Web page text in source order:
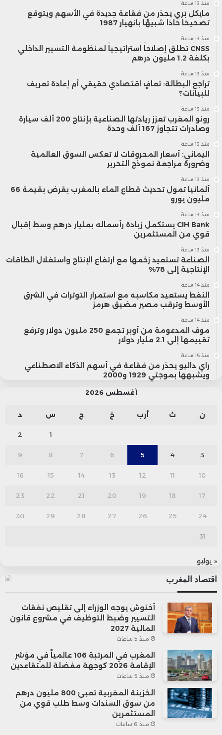
منذ 13 ساعة
مايكل بَري يحذر من فقاعة جديدة في الأسهم ويتوقع
تصحيحًا حادًا شبيهًا بانهيار 1987
منذ 13 ساعة
CNSS تطلق إصلاحاً استراتيجياً لمنظومة التسيير الداخلي
بكلفة 1.2 مليون درهم
منذ 13 ساعة
تراجع البطالة: تعافٍ اقتصادي حقيقي أم إعادة تعريف
للبيانات؟
منذ 13 ساعة
رونو المغرب تعزز ريادتها الصناعية بإنتاج 200 ألف سيارة
وصادرات تتجاوز 167 ألف وحدة
منذ 13 ساعة
اليماني: أسعار المحروقات لا تعكس السوق العالمية
وضرورة مراجعة نموذج التحرير
منذ 13 ساعة
ألمانيا تمول تحديث قطاع الماء بالمغرب بقرض بقيمة 66
مليون يورو
منذ 13 ساعة
CIH Bank يستكمل زيادة رأسماله بمليار درهم وسط إقبال
قوي من المستثمرين
منذ 13 ساعة
الصناعة تستعيد زخمها مع ارتفاع الإنتاج واستغلال الطاقات
الإنتاجية إلى 78%
منذ 14 ساعة
النفط يستعيد مكاسبه مع استمرار التوترات في الشرق
الأوسط وترقب مصير مضيق هرمز
منذ 14 ساعة
موف المدعومة من أوبر تجمع 250 مليون دولار وترفع
تقييمها إلى 2.1 مليار دولار
منذ 15 ساعة
راي داليو يحذر من فقاعة في أسهم الذكاء الاصطناعي
ويشبهها بموجتي 1929 و2000
أغسطس 2026
ن ث أرب خ ج س د
1
2
3
4
5
6
7
8
9
10
11
12
13
14
15
16
17
18
19
20
21
22
23
24
25
26
27
28
29
30
31
« يوليو
اقتصاد المغرب
أخنوش يوجه الوزراء إلى تقليص نفقات
التسيير وضبط التوظيف في مشروع قانون
المالية 2027
منذ 5 ساعات
المغرب في المرتبة 106 عالمياً في مؤشر
الإقامة 2026 كوجهة مفضلة للمتقاعدين
منذ 5 ساعات
الخزينة المغربية تعبئ 800 مليون درهم
من سوق السندات وسط طلب قوي من
المستثمرين
منذ 6 ساعات